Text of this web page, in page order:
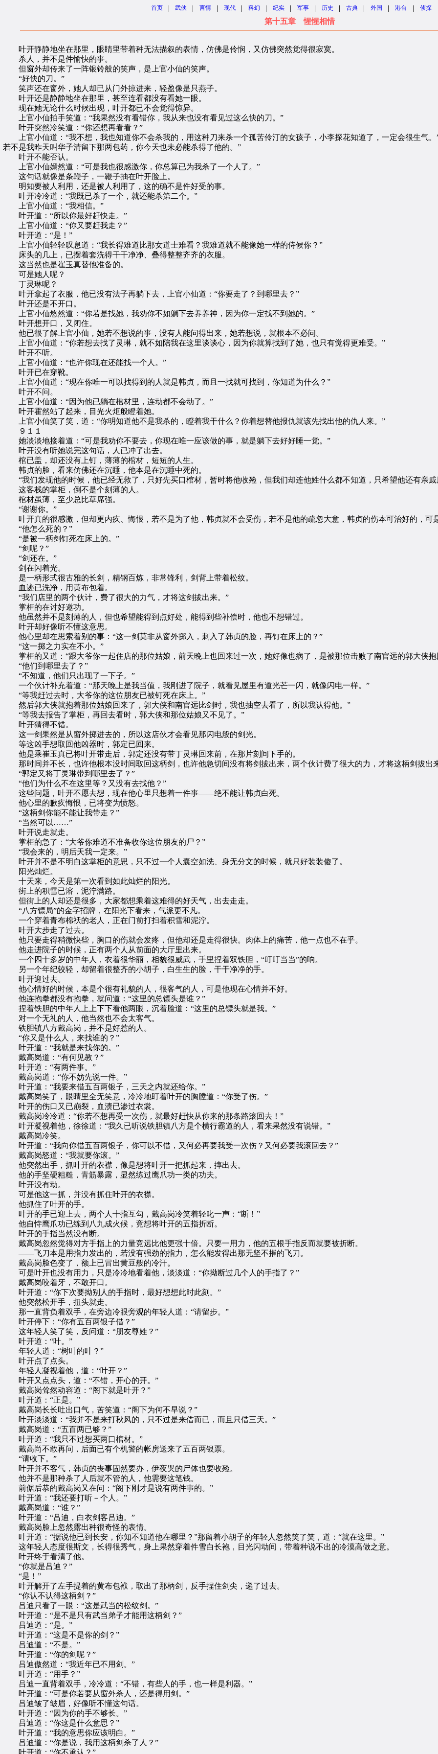
首页 | 武侠 | 言情 | 现代 | 科幻 | 纪实 | 军事 | 历史 | 古典 | 外国 | 港台 | 侦探
第十五章 惺惺相惜
叶开静静地坐在那里，眼睛里带着种无法描叙的表情，仿佛是伶悯，又仿佛突然觉得很寂寞。
杀人，并不是件愉快的事。
但窗外却传来了一阵银铃般的笑声，是上官小仙的笑声。
“好快的刀。”
笑声还在窗外，她人却已从门外掠进来，轻盈像是只燕子。
叶开还是静静地坐在那里，甚至连看都没有看她一眼。
现在她无论什么时候出现，叶开都已不会觉得惊异。
上官小仙拍手笑道：“我果然没有看错你，我从来也没有看见过这么快的刀。”
叶开突然冷笑道：“你还想再看看？”
上官小仙道：“我不想，我也知道你不会杀我的，用这种刀来杀一个孤苦伶汀的女孩子，小李探花知道了，一定会很生气。
若不是我昨天叫华子清留下那两包药，你今天也未必能杀得了他的。”
叶开不能否认。
上官小仙嫣然道：“可是我也很感激你，你总算已为我杀了一个人了。”
这句话就像是条鞭子，一鞭子抽在叶开脸上。
明知要被人利用，还是被人利用了，这的确不是件好受的事。
叶开冷冷道：“我既已杀了一个，就还能杀第二个。”
上官小仙道：“我相信。”
叶开道：“所以你最好赶快走。”
上官小仙道：“你又要赶我走？”
叶开道：“是！”
上官小仙轻轻叹息道：“我长得难道比那女道士难看？我难道就不能像她一样的侍候你？”
床头的几上，已摆着套洗得干干净净、叠得整整齐齐的衣服。
这当然也是崔玉真替他准备的。
可是她人呢？
丁灵琳呢？
叶开拿起了衣服，他已没有法子再躺下去，上官小仙道：“你要走了？到哪里去？”
叶开还是不开口。
上官小仙悠然道：“你若是找她，我劝你不如躺下去养养神，因为你一定找不到她的。”
叶开想开口，又闭住。
他已很了解上官小仙，她若不想说的事，没有人能问得出来，她若想说，就根本不必问。
上官小仙道：“你若想去找了灵琳，就不如陪我在这里谈谈心，因为你就算找到了她，也只有觉得更难受。”
叶开不听。
上官小仙道：“也许你现在还能找一个人。”
叶开已在穿靴。
上官小仙道：“现在你唯一可以找得到的人就是韩贞，而且一找就可找到，你知道为什么？”
叶开不问。
上官小仙道：“因为他已躺在棺材里，连动都不会动了。”
叶开霍然站了起来，目光火炬般瞪着她。
上官小仙笑了笑，道：“你明知道他不是我杀的，瞪着我干什么？你着想替他报仇就该先找出他的仇人来。”
９１１
她淡淡地接着道：“可是我劝你不要去，你现在唯一应该做的事，就是躺下去好好睡一觉。”
叶开没有听她说完这句话，人已冲了出去。
棺已盖，却还没有上钉，薄薄的棺材，短短的人生。
韩贞的脸，看来仿佛还在沉睡，他本是在沉睡中死的。
“我们发现他的时候，他已经无救了，只好先买口棺材，暂时将他收殓，但我们却连他姓什么都不知道，只希望他还有亲戚
这客栈的掌柜，倒不是个刻薄的人。
棺材虽薄，至少总比草席强。
“谢谢你。”
叶开真的很感激，但却更内疚、悔恨，若不是为了他，韩贞就不会受伤，若不是他的疏忽大意，韩贞的伤本可治好的，可
“他怎么死的？”
“是被一柄剑钉死在床上的。”
“剑呢？”
“剑还在。”
剑在闪着光。
是一柄形式很古雅的长剑，精钢百炼，非常锋利，剑背上带着松纹。
血迹已洗净，用黄布包着。
“我们店里的两个伙计，费了很大的力气，才将这剑拔出来。”
掌柜的在讨好邀功。
他虽然并不是刻薄的人，但也希望能得到点好处，能得到些补偿时，他也不想错过。
叶开却好像听不懂这意思。
他心里却在思索着别的事：“这一剑莫非从窗外掷入，刺入了韩贞的脸，再钉在床上的？”
“这一掷之力实在不小。”
掌柜的又道：“跟大爷你一起住店的那位姑娘，前天晚上也回来过一次，她好像也病了，是被那位击败了南官远的郭大侠抱
“他们到哪里去了？”
“不知道，他们只出现了一下子。”
一个伙计补充着道：“那天晚上是我当值，我刚进了院子，就看见屋里有道光芒一闪，就像闪电一样。”
“等我赶过去时，大爷你的这位朋友已被钉死在床上。”
然后郭大侠就抱着那位姑娘回来了，郭大侠和南官远比剑时，我也抽空去看了，所以我认得他。”
“等我去报告了掌柜，再回去看时，郭大侠和那位姑娘又不见了。”
叶开猜得不错。
这一剑果然是从窗外掷进去的，所以这店伙才会看见那闪电般的剑光。
等这凶手想取回他凶器时，郭定已回来。
他是乘崔玉真已将叶开带走后，郭定还没有带丁灵琳回来前，在那片刻间下手的。
那时间并不长，也许他根本没时间取回这柄剑，也许他急切间没有将剑拔出来，两个伙计费了很大的力，才将这柄剑拔出
“郭定又将丁灵琳带到哪里去了？”
“他们为什么不在这里等？又没有去找他？”
这些问题，叶开不愿去想，现在他心里只想着一件事——绝不能让韩贞白死。
他心里的歉疚悔恨，已将变为愤怒。
“这柄剑你能不能让我带走？”
“当然可以……”
叶开说走就走。
掌柜的急了：“大爷你难道不准备收你这位朋友的尸？”
“我会来的，明后天我一定来。”
叶开并不是不明白这掌柜的意思，只不过一个人囊空如洗、身无分文的时候，就只好装装傻了。
阳光灿烂。
十天来，今天是第一次看到如此灿烂的阳光。
街上的积雪已溶，泥泞满路。
但街上的人却还是很多，大家都想乘着这难得的好天气，出去走走。
“八方镖局”的金字招牌，在阳光下看来，气派更不凡。
一个穿着青布棉祆的老人，正在门前打扫着积雪和泥泞。
叶开大步走了过去。
他只要走得稍微快些，胸口的伤就会发疼，但他却还是走得很快。肉体上的痛苦，他一点也不在乎。
他走进院子的时候，正有两个人从前面的大厅里出来。
一个四十多岁的中年人，衣着很华丽，相貌很威武，手里捏着双铁胆，“叮叮当当”的响。
另一个年纪较轻，却留着很整齐的小胡子，白生生的脸，干干净净的手。
叶开迎过去。
他心情好的时候，本是个很有礼貌的人，很客气的人，可是他现在心情并不好。
他连抱拳都没有抱拳，就问道：“这里的总镖头是谁？”
捏着铁胆的中年人上上下下看他两眼，沉着脸道：“这里的总镖头就是我。”
对一个无礼的人，他当然也不会太客气。
铁胆镇八方戴高岗，并不是好惹的人。
“你又是什么人，来找谁的？”
叶开道：“我就是来找你的。”
戴高岗道：“有何见教？”
叶开道：“有两件事。”
戴高岗道：“你不妨先说一件。”
叶开道：“我要来借五百两银子，三天之内就还给你。”
戴高岗笑了，眼睛里全无笑意，冷冷地盯着叶开的胸膛道：“你受了伤。”
叶开的伤口又已崩裂，血渍已渗过衣裳。
戴高岗冷冷道：“你若不想再受一次伤，就最好赶快从你来的那条路滚回去！”
叶开凝视着他，徐徐道：“我久已听说铁胆镇八方是个横行霸道的人，看来果然没有说错。”
戴高岗冷笑。
叶开道：“我向你借五百两银子，你可以不借，又何必再要我受一次伤？又何必要我滚回去？”
戴高岗怒道：“我就要你滚。”
他突然出手，抓叶开的衣襟，像是想将叶开一把抓起来，摔出去。
他的手坚硬粗糙，青筋暴露，显然练过鹰爪功一类的功夫。
叶开没有动。
可是他这一抓，并没有抓住叶开的衣襟。
他抓住了叶开的手。
叶开的手已迎上去，两个人十指互勾，戴高岗冷笑着轻叱一声：“断！”
他自恃鹰爪功已练到八九成火候，竞想将叶开的五指折断。
叶开的手指当然没有断。
戴高岗忽然觉得对方手指上的力量竞远比他更强十倍。只要一用力，他的五根手指反而就要被折断。
——飞刀本是用指力发出的，若没有强劲的指力，怎么能发得出那无坚不摧的飞刀。
戴高岗脸色变了，额上已冒出黄豆般的冷汗。
可是叶开也没有用力，只是冷冷地看着他，淡淡道：“你拗断过几个人的手指了？”
戴高岗咬着牙，不敢开口。
叶开道：“你下次要拗别人的手指时，最好想想此时此刻。”
他突然松开手，扭头就走。
那一直背负着双手，在旁边冷眼旁观的年轻人道：“请留步。”
叶开停下：“你有五百两银子借？”
这年轻人笑了笑，反问道：“朋友尊姓？”
叶开道：“叶。”
年轻人道：“树叶的叶？”
叶开点了点头。
年轻人凝视着他，道：“叶开？”
叶开又点点头，道：“不错，开心的开。”
戴高岗耸然动容道：“阁下就是叶开？”
叶开道：“正是。”
戴高岗长长吐出口气，苦笑道：“阁下为何不早说？”
叶开淡淡道：“我并不是来打秋风的，只不过是来借而已，而且只借三天。”
戴高岗道：“五百两已够？”
叶开道：“我只不过想买两口棺材。”
戴高尚不敢再问，后面已有个机警的帐房送来了五百两银票。
“请收下。”
叶开并不客气，韩贞的丧事固然要办，伊夜哭的尸体也要收殓。
他并不是那种杀了人后就不管的人，他需要这笔钱。
前倨后恭的戴高岗又在问：“阁下刚才是说有两件事的。”
叶开道：“我还要打听－个人。”
戴高岗道：“谁？”
叶开道：“吕迪，白衣剑客吕迪。”
戴高岗脸上忽然露出种很奇怪的表情。
叶开道：“据说他已到长安，你知不知道他在哪里？”那留着小胡子的年轻人忽然笑了笑，道：“就在这里。”
这年轻人态度很斯文，长得很秀气，身上果然穿着件雪白长袍，目光闪动间，带着种说不出的冷漠高做之意。
叶开终于看清了他。
“你就是吕迪？”
“是！”
叶开解开了左手提着的黄布包袱，取出了那柄剑，反手捏住剑尖，递了过去。
“你认不认得这柄剑？”
吕迪只看了一眼：“这是武当的松纹剑。”
叶开道：“是不是只有武当弟子才能用这柄剑？”
吕迪道：“是。”
叶开道：“这是不是你的剑？”
吕迪道：“不是。”
叶开道：“你的剑呢？”
吕迪傲然道：“我近年已不用剑。”
叶开道：“用手？”
吕迪一直背着双手，冷冷道：“不错，有些人的手，也一样是利器。”
叶开道：“可是你若要从窗外杀人，还是得用剑。”
吕迪皱了皱眉，好像听不懂这句话。
叶开道：“因为你的手不够长。”
吕迪道：“你这是什么意思？”
叶开道：“我的意思你应该明白。”
吕迪道：“你是说，我用这柄剑杀了人？”
叶开道：“你不承认？”